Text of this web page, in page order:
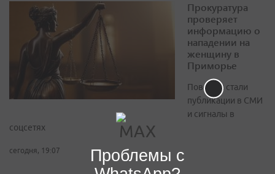
Прокуратура
проверяет
информацию о
нападении на
женщину в
Приморье
Поводом стали
публикации в СМИ
и сигналы в
соцсетях
сегодня, 19:07
Проблемы с